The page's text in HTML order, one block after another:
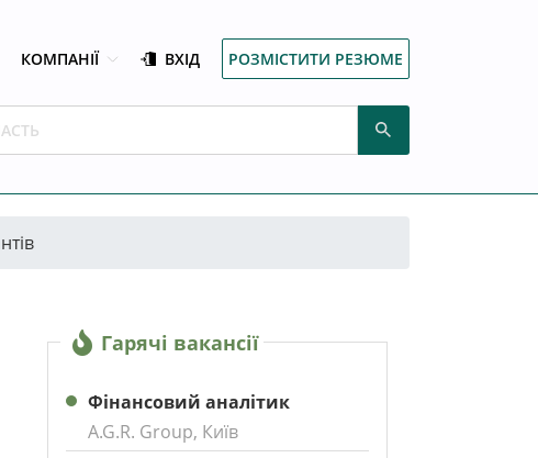
КОМПАНІЇ ВХІД РОЗМІСТИТИ РЕЗЮМЕ
Гарячі вакансії
Фінансовий аналітик
A.G.R. Group, Київ